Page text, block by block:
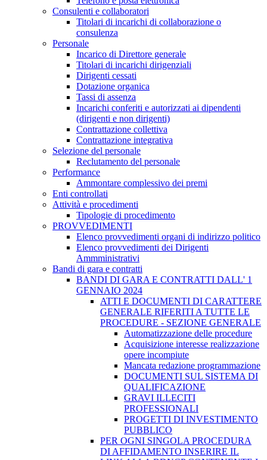
Consulenti e collaboratori
Titolari di incarichi di collaborazione o
consulenza
Personale
Incarico di Direttore generale
Titolari di incarichi dirigenziali
Dirigenti cessati
Dotazione organica
Tassi di assenza
Incarichi conferiti e autorizzati ai dipendenti
(dirigenti e non dirigenti)
Contrattazione collettiva
Contrattazione integrativa
Selezione del personale
Reclutamento del personale
Performance
Ammontare complessivo dei premi
Enti controllati
Attività e procedimenti
Tipologie di procedimento
PROVVEDIMENTI
Elenco provvedimenti organi di indirizzo politico
Elenco provvedimenti dei Dirigenti
Ammministrativi
Bandi di gara e contratti
BANDI DI GARA E CONTRATTI DALL' 1
GENNAIO 2024
ATTI E DOCUMENTI DI CARATTERE
GENERALE RIFERITI A TUTTE LE
PROCEDURE - SEZIONE GENERALE
Automatizzazione delle procedure
Acquisizione interesse realizzazione
opere incompiute
Mancata redazione programmazione
DOCUMENTI SUL SISTEMA DI
QUALIFICAZIONE
GRAVI ILLECITI
PROFESSIONALI
PROGETTI DI INVESTIMENTO
PUBBLICO
PER OGNI SINGOLA PROCEDURA
DI AFFIDAMENTO INSERIRE IL